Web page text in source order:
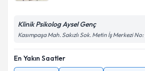
Klinik Psikolog Aysel Genç
Kasımpaşa Mah. Sakızlı Sok. Metin İş Merkezi
En Yakın Saatler